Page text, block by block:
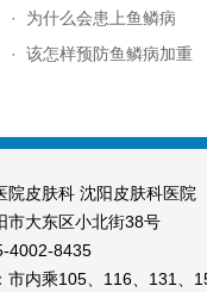
· 为什么会患上鱼鳞病
· 该怎样预防鱼鳞病加重
院皮肤科 沈阳皮肤科医院
市大东区小北街38号
4002-8435
市内乘105、116、131、